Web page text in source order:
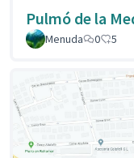
Pulmó de la
Menuda
0 5